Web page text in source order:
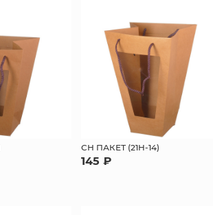
СН ПАКЕТ (21H-14)
145 ₽